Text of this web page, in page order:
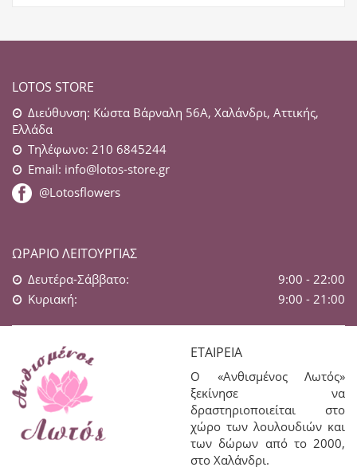
LOTOS STORE
Διεύθυνση: Κώστα Βάρναλη 56Α, Χαλάνδρι, Αττικής,
Ελλάδα
Τηλέφωνο: 210 6845244
Email: info@lotos-store.gr
@Lotosflowers
ΩΡΆΡΙΟ ΛΕΙΤΟΥΡΓΊΑΣ
Δευτέρα-Σάββατο:
9:00 - 22:00
Κυριακή:
9:00 - 21:00
ΕΤΑΙΡΕΊΑ
Ο «Ανθισμένος Λωτός»
ξεκίνησε να
δραστηριοποιείται στο
χώρο των λουλουδιών και
των δώρων από το 2000,
στο Χαλάνδρι.